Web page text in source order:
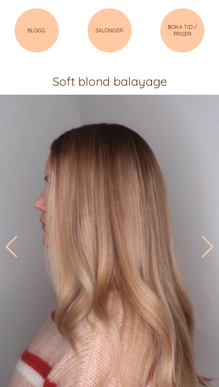
BLOGG SALONGER
BOKA TID /
PRISER
Soft blond balayage